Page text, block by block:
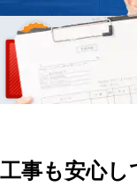
工事も安心